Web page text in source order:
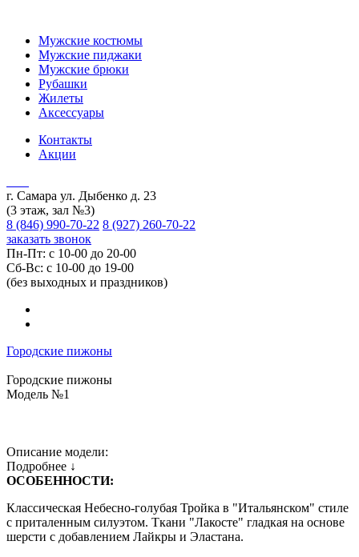
Мужские костюмы
Мужские пиджаки
Мужские брюки
Рубашки
Жилеты
Аксессуары
Контакты
Акции
г. Самара ул. Дыбенко д. 23
(3 этаж, зал №3)
8 (846) 990-70-22 8 (927) 260-70-22
заказать звонок
Пн-Пт: с 10-00 до 20-00
Сб-Вс: с 10-00 до 19-00
(без выходных и праздников)
Городские пижоны
Городские пижоны
Модель №1
Описание модели:
Подробнее ↓
ОСОБЕННОСТИ:
Классическая Небесно-голубая Тройка в "Итальянском" стиле
с приталенным силуэтом. Ткани "Лакосте" гладкая на основе
шерсти с добавлением Лайкры и Эластана.